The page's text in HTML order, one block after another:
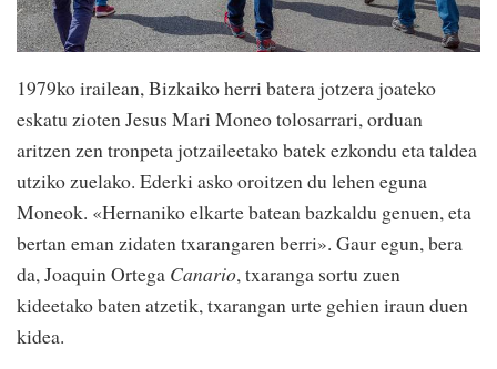
1979ko irailean, Bizkaiko herri batera jotzera joateko
eskatu zioten Jesus Mari Moneo tolosarrari, orduan
aritzen zen tronpeta jotzaileetako batek ezkondu eta taldea
utziko zuelako. Ederki asko oroitzen du lehen eguna
Moneok. «Hernaniko elkarte batean bazkaldu genuen, eta
bertan eman zidaten txarangaren berri». Gaur egun, bera
da, Joaquin Ortega Canario, txaranga sortu zuen
kideetako baten atzetik, txarangan urte gehien iraun duen
kidea.